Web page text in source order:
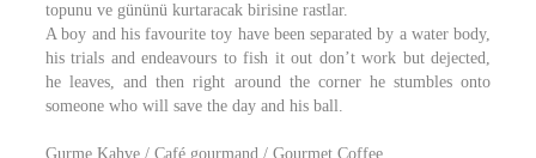
topunu ve gününü kurtaracak birisine rastlar.
A boy and his favourite toy have been separated by a water body,
his trials and endeavours to fish it out don’t work but dejected,
he leaves, and then right around the corner he stumbles onto
someone who will save the day and his ball.
Gurme Kahve / Café gourmand / Gourmet Coffee